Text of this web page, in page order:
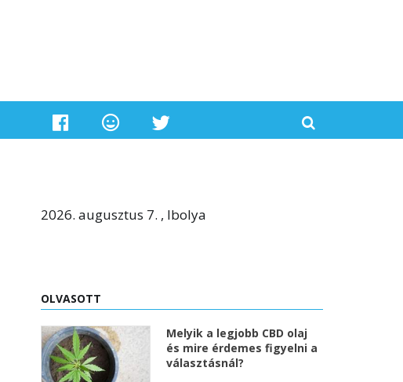
2026. augusztus 7. , Ibolya
OLVASOTT
Melyik a legjobb CBD olaj
és mire érdemes figyelni a
választásnál?